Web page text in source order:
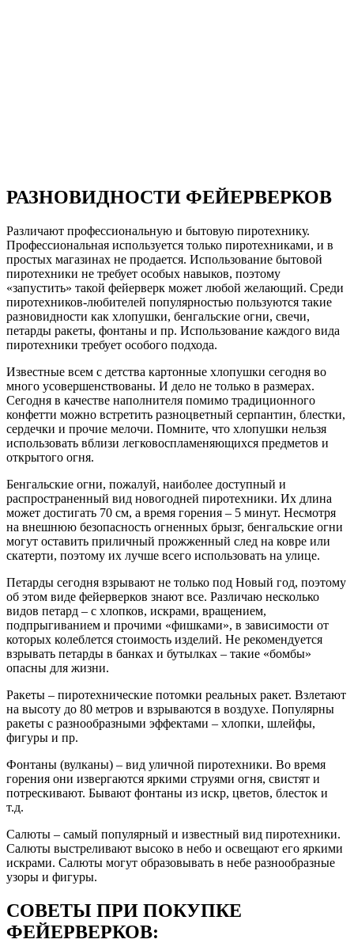
РАЗНОВИДНОСТИ ФЕЙЕРВЕРКОВ
Различают профессиональную и бытовую пиротехнику.
Профессиональная используется только пиротехниками, и в
простых магазинах не продается. Использование бытовой
пиротехники не требует особых навыков, поэтому
«запустить» такой фейерверк может любой желающий. Среди
пиротехников-любителей популярностью пользуются такие
разновидности как хлопушки, бенгальские огни, свечи,
петарды ракеты, фонтаны и пр. Использование каждого вида
пиротехники требует особого подхода.
Известные всем с детства картонные хлопушки сегодня во
много усовершенствованы. И дело не только в размерах.
Сегодня в качестве наполнителя помимо традиционного
конфетти можно встретить разноцветный серпантин, блестки,
сердечки и прочие мелочи. Помните, что хлопушки нельзя
использовать вблизи легковоспламеняющихся предметов и
открытого огня.
Бенгальские огни, пожалуй, наиболее доступный и
распространенный вид новогодней пиротехники. Их длина
может достигать 70 см, а время горения – 5 минут. Несмотря
на внешнюю безопасность огненных брызг, бенгальские огни
могут оставить приличный прожженный след на ковре или
скатерти, поэтому их лучше всего использовать на улице.
Петарды сегодня взрывают не только под Новый год, поэтому
об этом виде фейерверков знают все. Различаю несколько
видов петард – с хлопков, искрами, вращением,
подпрыгиванием и прочими «фишками», в зависимости от
которых колеблется стоимость изделий. Не рекомендуется
взрывать петарды в банках и бутылках – такие «бомбы»
опасны для жизни.
Ракеты – пиротехнические потомки реальных ракет. Взлетают
на высоту до 80 метров и взрываются в воздухе. Популярны
ракеты с разнообразными эффектами – хлопки, шлейфы,
фигуры и пр.
Фонтаны (вулканы) – вид уличной пиротехники. Во время
горения они извергаются яркими струями огня, свистят и
потрескивают. Бывают фонтаны из искр, цветов, блесток и
т.д.
Салюты – самый популярный и известный вид пиротехники.
Салюты выстреливают высоко в небо и освещают его яркими
искрами. Салюты могут образовывать в небе разнообразные
узоры и фигуры.
СОВЕТЫ ПРИ ПОКУПКЕ
ФЕЙЕРВЕРКОВ: